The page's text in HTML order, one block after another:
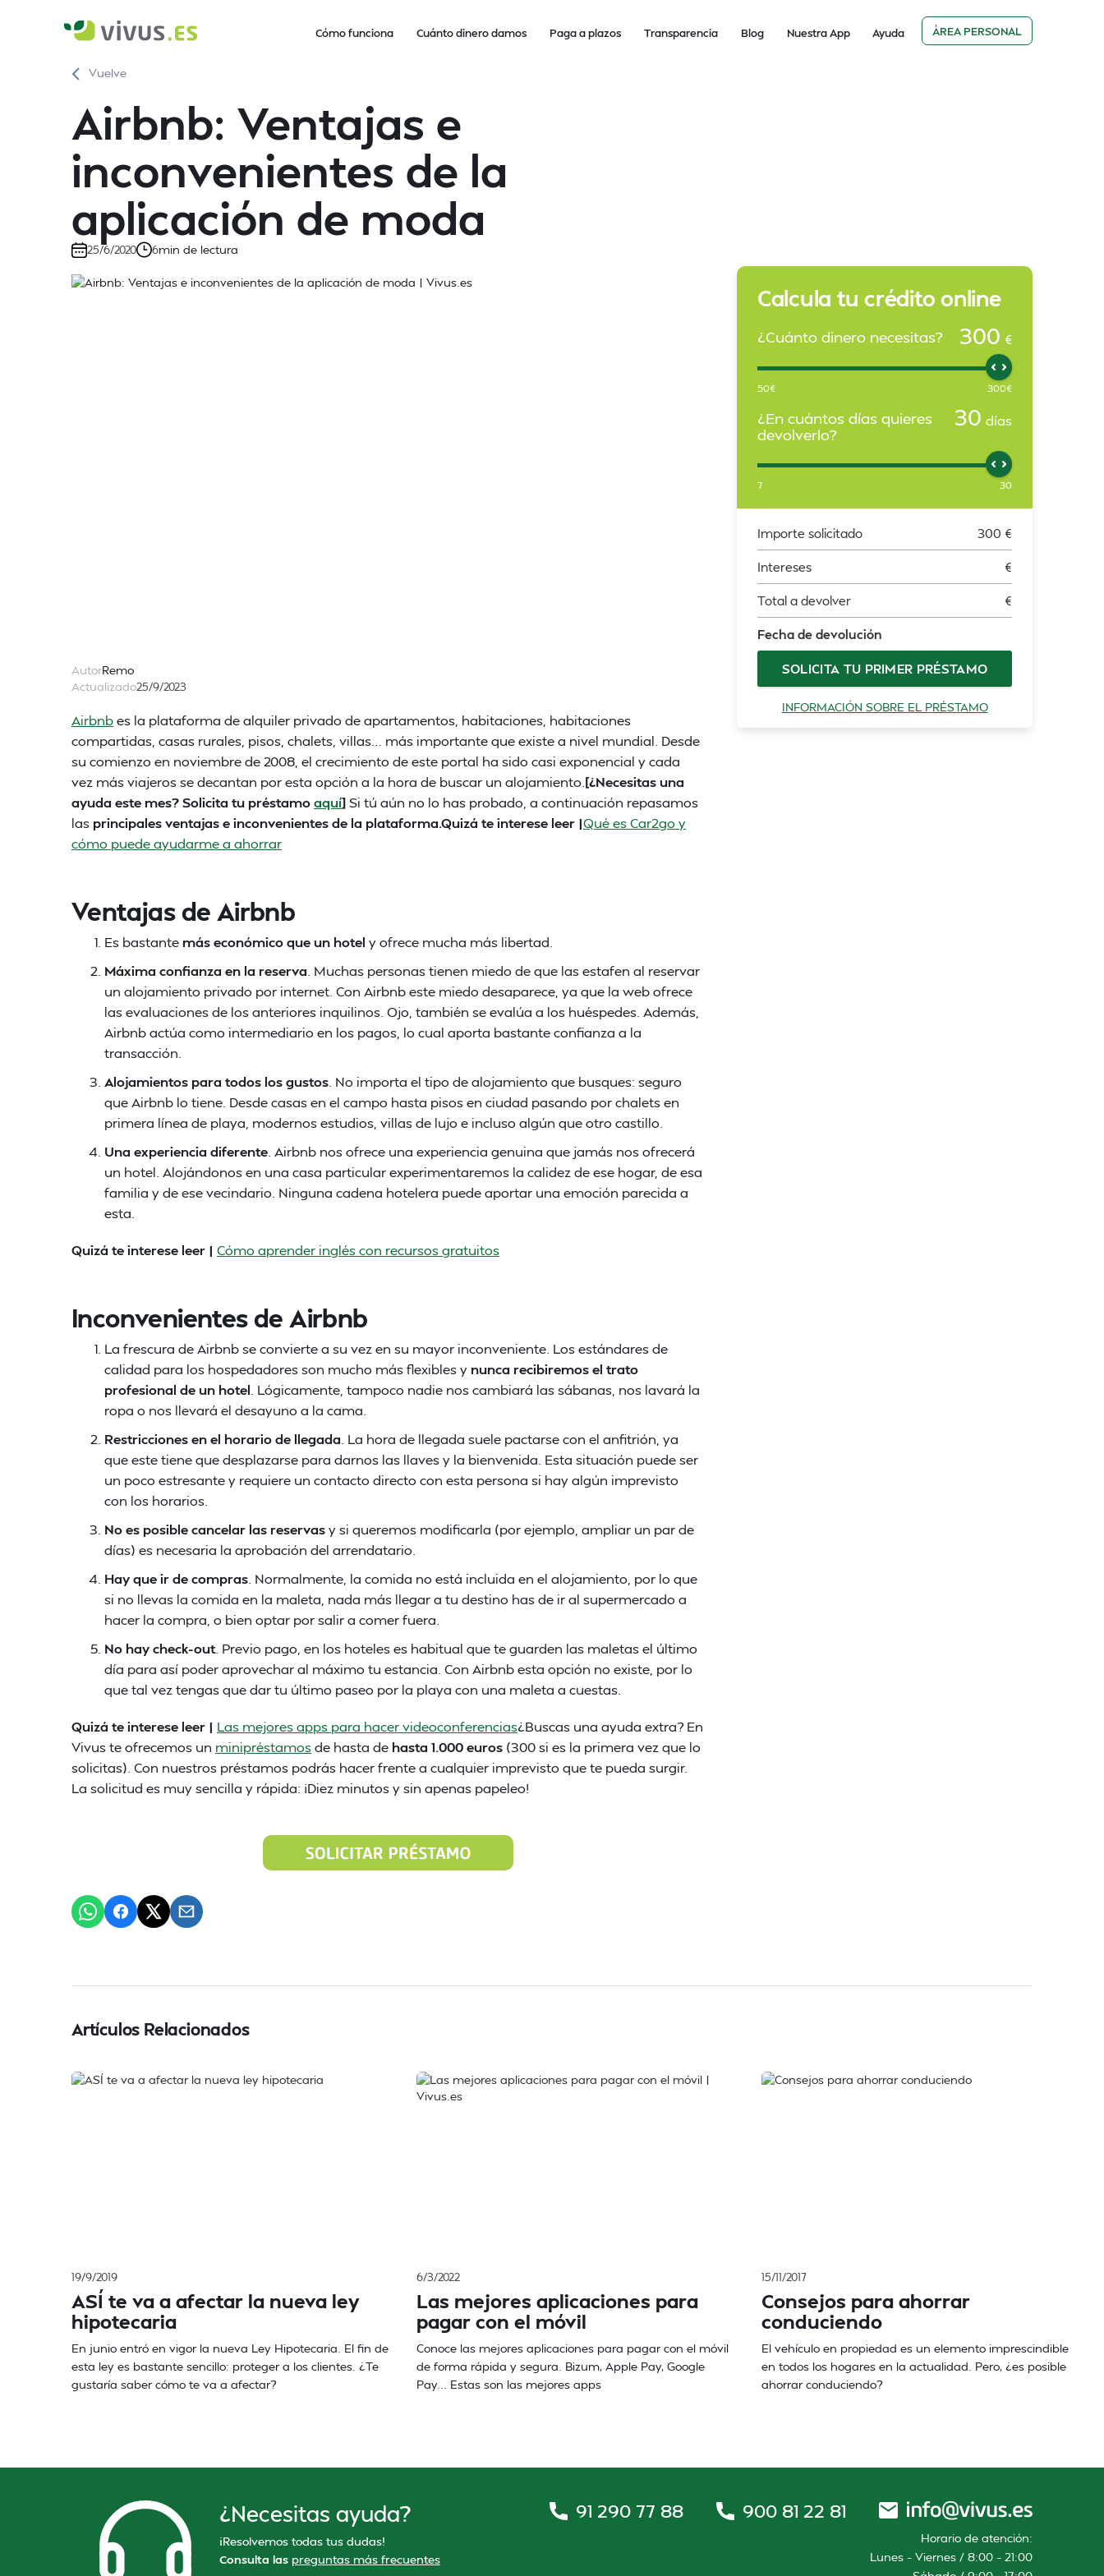
Cómo funciona Cuánto dinero damos Paga a plazos Transparencia Blog Nuestra App Ayuda ÁREA PERSONAL
Vuelve
Airbnb: Ventajas e
inconvenientes de la
aplicación de moda
25/6/2020 6min de lectura
AutorRemo
Actualizado25/9/2023
Airbnbes la plataforma de alquiler privado de apartamentos, habitaciones, habitaciones
compartidas, casas rurales, pisos, chalets, villas… más importante que existe a nivel mundial. Desde
su comienzo en noviembre de 2008, el crecimiento de este portal ha sido casi exponencial y cada
vez más viajeros se decantan por esta opción a la hora de buscar un alojamiento. [¿Necesitas una
ayuda este mes? Solicita tu préstamoaquí]Si tú aún no lo has probado, a continuación repasamos
las principales ventajas e inconvenientes de la plataforma.Quizá te interese leer |Qué es Car2go y
cómo puede ayudarme a ahorrar
Ventajas de Airbnb
Es bastante más económico que un hotel y ofrece mucha más libertad.
Máxima confianza en la reserva . Muchas personas tienen miedo de que las estafen al reservar
un alojamiento privado por internet. Con Airbnb este miedo desaparece, ya que la web ofrece
las evaluaciones de los anteriores inquilinos. Ojo, también se evalúa a los huéspedes. Además,
Airbnb actúa como intermediario en los pagos, lo cual aporta bastante confianza a la
transacción.
Alojamientos para todos los gustos . No importa el tipo de alojamiento que busques: seguro
que Airbnb lo tiene. Desde casas en el campo hasta pisos en ciudad pasando por chalets en
primera línea de playa, modernos estudios, villas de lujo e incluso algún que otro castillo.
Una experiencia diferente . Airbnb nos ofrece una experiencia genuina que jamás nos ofrecerá
un hotel. Alojándonos en una casa particular experimentaremos la calidez de ese hogar, de esa
familia y de ese vecindario. Ninguna cadena hotelera puede aportar una emoción parecida a
esta.
Quizá te interese leer | Cómo aprender inglés con recursos gratuitos
Inconvenientes de Airbnb
La frescura de Airbnb se convierte a su vez en su mayor inconveniente. Los estándares de
calidad para los hospedadores son mucho más flexibles y nunca recibiremos el trato
profesional de un hotel . Lógicamente, tampoco nadie nos cambiará las sábanas, nos lavará la
ropa o nos llevará el desayuno a la cama.
Restricciones en el horario de llegada . La hora de llegada suele pactarse con el anfitrión, ya
que este tiene que desplazarse para darnos las llaves y la bienvenida. Esta situación puede ser
un poco estresante y requiere un contacto directo con esta persona si hay algún imprevisto
con los horarios.
No es posible cancelar las reservasy si queremos modificarla (por ejemplo, ampliar un par de
días) es necesaria la aprobación del arrendatario.
Hay que ir de compras . Normalmente, la comida no está incluida en el alojamiento, por lo que
si no llevas la comida en la maleta, nada más llegar a tu destino has de ir al supermercado a
hacer la compra, o bien optar por salir a comer fuera.
No hay check-out. Previo pago, en los hoteles es habitual que te guarden las maletas el último
día para así poder aprovechar al máximo tu estancia. Con Airbnb esta opción no existe, por lo
que tal vez tengas que dar tu último paseo por la playa con una maleta a cuestas.
Quizá te interese leer | Las mejores apps para hacer videoconferencias¿Buscas una ayuda extra? En
Vivus te ofrecemos un minipréstamosde hasta de hasta 1.000 euros (300 si es la primera vez que lo
solicitas). Con nuestros préstamos podrás hacer frente a cualquier imprevisto que te pueda surgir.
La solicitud es muy sencilla y rápida: ¡Diez minutos y sin apenas papeleo!
Calcula tu crédito online
¿Cuánto dinero necesitas? 300 €
50€ 300€
¿En cuántos días quieres
devolverlo?
30 días
7 30
Importe solicitado 300 €
Intereses €
Total a devolver €
Fecha de devolución
SOLICITA TU PRIMER PRÉSTAMO
INFORMACIÓN SOBRE EL PRÉSTAMO
Artículos Relacionados
19/9/2019
ASÍ te va a afectar la nueva ley
hipotecaria
En junio entró en vigor la nueva Ley Hipotecaria. El fin de
esta ley es bastante sencillo: proteger a los clientes. ¿Te
gustaría saber cómo te va a afectar?
6/3/2022
Las mejores aplicaciones para
pagar con el móvil
Conoce las mejores aplicaciones para pagar con el móvil
de forma rápida y segura. Bizum, Apple Pay, Google
Pay... Estas son las mejores apps
15/11/2017
Consejos para ahorrar
conduciendo
El vehículo en propiedad es un elemento imprescindible
en todos los hogares en la actualidad. Pero, ¿es posible
ahorrar conduciendo?
¿Necesitas ayuda?
¡Resolvemos todas tus dudas!
Consulta las preguntas más frecuentes
91 290 77 88 900 81 22 81
Horario de atención:
Lunes – Viernes / 8:00 – 21:00